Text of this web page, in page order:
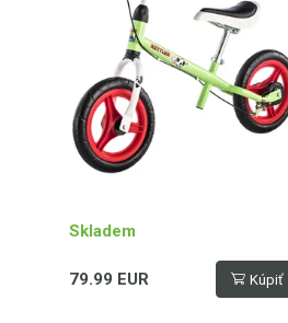
Skladem
79.99 EUR Kúpiť